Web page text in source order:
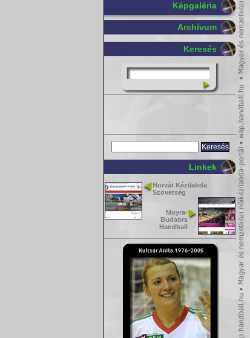
Képgaléria
Archívum
Keresés
Linkek
Horvát Kézilabda
Szövetség
Moyra-
Budaörs
Handball